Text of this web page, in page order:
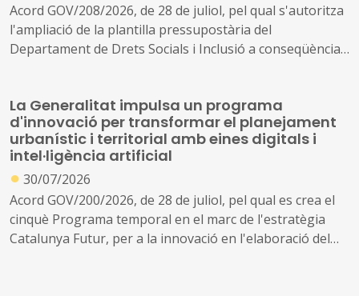
Acord GOV/208/2026, de 28 de juliol, pel qual s'autoritza
l'ampliació de la plantilla pressupostària del
Departament de Drets Socials i Inclusió a conseqüència
La Generalitat impulsa un programa
d'innovació per transformar el planejament
urbanístic i territorial amb eines digitals i
intel·ligència artificial
● 30/07/2026
Acord GOV/200/2026, de 28 de juliol, pel qual es crea el
cinquè Programa temporal en el marc de l'estratègia
Catalunya Futur, per a la innovació en l'elaboració del